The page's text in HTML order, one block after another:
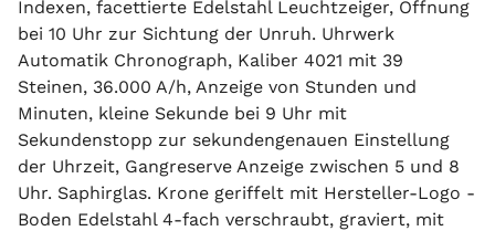
Indexen, facettierte Edelstahl Leuchtzeiger, Öffnung
bei 10 Uhr zur Sichtung der Unruh. Uhrwerk
Automatik Chronograph, Kaliber 4021 mit 39
Steinen, 36.000 A/h, Anzeige von Stunden und
Minuten, kleine Sekunde bei 9 Uhr mit
Sekundenstopp zur sekundengenauen Einstellung
der Uhrzeit, Gangreserve Anzeige zwischen 5 und 8
Uhr. Saphirglas. Krone geriffelt mit Hersteller-Logo -
Boden Edelstahl 4-fach verschraubt, graviert, mit